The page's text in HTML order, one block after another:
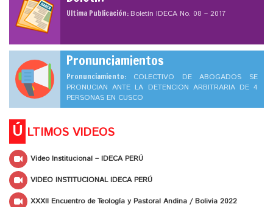
Ultima Publicación:Boletín IDECA No. 08 – 2017
Pronunciamientos
Pronunciamiento: COLECTIVO DE ABOGADOS SE
PRONUCIAN ANTE LA DETENCION ARBITRARIA DE 4
PERSONAS EN CUSCO
Ú LTIMOS VIDEOS
Video Institucional – IDECA PERÚ
VIDEO INSTITUCIONAL IDECA PERÚ
XXXII Encuentro de Teología y Pastoral Andina / Bolivia 2022